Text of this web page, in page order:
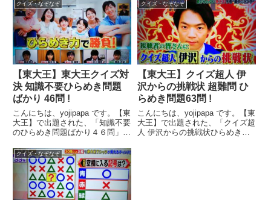
クイズ・なぞなぞ
【東大王】東大王クイズ対
決 知識不要ひらめき問題
ばかり 46問 !
こんにちは、yojipapa です。【東
大王】で出題された、「知識不要
のひらめき問題ばかり４６問」を
お楽しみください。(^ - ^番組名
東大王★生放送 あなたは東大王
に勝てる? お家にいながら東大王
とクイズ対決...
クイズ・なぞなぞ
【東大王】クイズ超人 伊
沢からの挑戦状 超難問 ひ
らめき問題63問 !
こんにちは、yojipapa です。【東
大王】で出題された、「クイズ超
人 伊沢からの挑戦状ひらめき問
クイズ・なぞなぞ